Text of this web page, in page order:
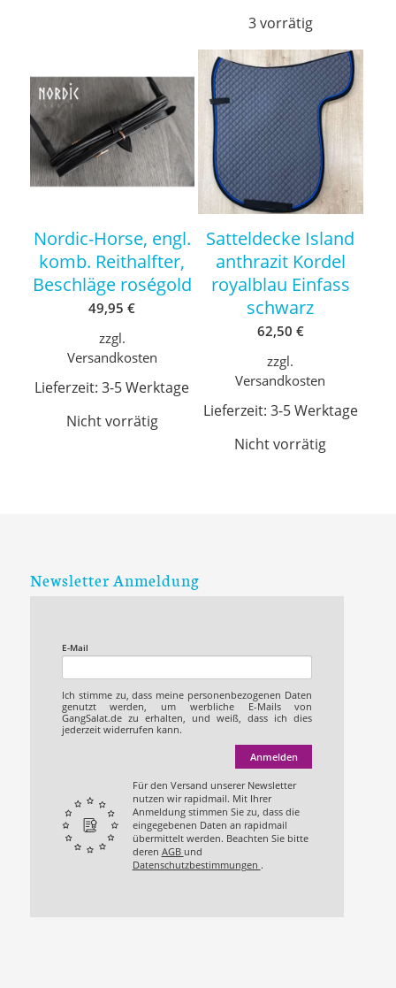
3 vorrätig
Nordic-Horse, engl.
komb. Reithalfter,
Beschläge roségold
49,95€
zzgl.
Versandkosten
Lieferzeit:3-5 Werktage
Nicht vorrätig
Satteldecke Island
anthrazit Kordel
royalblau Einfass
schwarz
62,50 €
zzgl.
Versandkosten
Lieferzeit: 3-5 Werktage
Nicht vorrätig
Newsletter Anmeldung
E-Mail
Ich stimme zu, dass meine personenbezogenen Daten
genutzt werden, um werbliche E-Mails von
GangSalat.de zu erhalten, und weiß, dass ich dies
jederzeit widerrufen kann.
Anmelden
Für den Versand unserer Newsletter
nutzen wir rapidmail. Mit Ihrer
Anmeldung stimmen Sie zu, dass die
eingegebenen Daten an rapidmail
übermittelt werden. Beachten Sie bitte
deren AGB und
Datenschutzbestimmungen .